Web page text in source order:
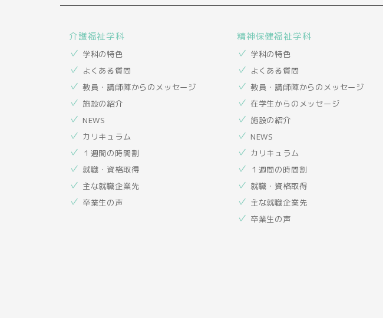
介護福祉学科
学科の特色
よくある質問
教員・講師陣からのメッセージ
施設の紹介
NEWS
カリキュラム
１週間の時間割
就職・資格取得
主な就職企業先
卒業生の声
精神保健福祉学科
学科の特色
よくある質問
教員・講師陣からのメッセージ
在学生からのメッセージ
施設の紹介
NEWS
カリキュラム
１週間の時間割
就職・資格取得
主な就職企業先
卒業生の声